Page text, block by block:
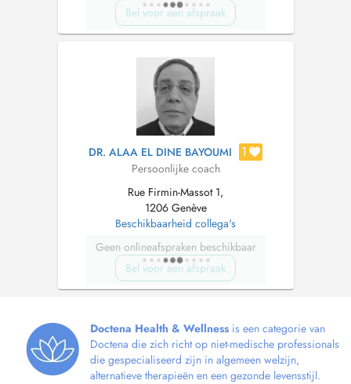
Bel voor een afspraak
DR. ALAA EL DINE BAYOUMI 1
Persoonlijke coach
Rue Firmin-Massot 1,
1206 Genève
Beschikbaarheid collega's
Geen onlineafspraken beschikbaar
Bel voor een afspraak
Doctena Health & Wellness is een categorie van
Doctena die zich richt op niet-medische professionals
die gespecialiseerd zijn in algemeen welzijn,
alternatieve therapieën en een gezonde levensstijl.